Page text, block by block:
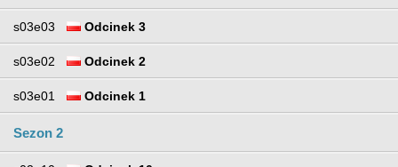
s03e03 Odcinek 3
s03e02 Odcinek 2
s03e01 Odcinek 1
Sezon 2